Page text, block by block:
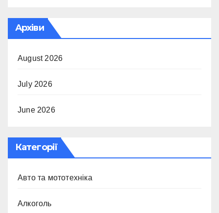
Архіви
August 2026
July 2026
June 2026
Категорії
Авто та мототехніка
Алкоголь